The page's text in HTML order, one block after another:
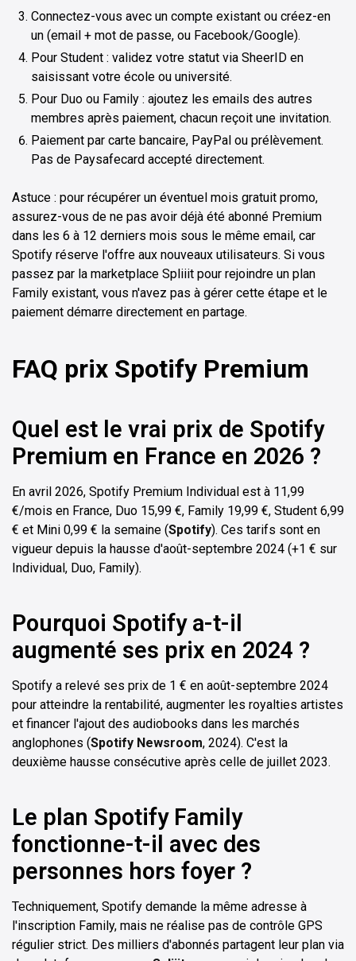
Connectez-vous avec un compte existant ou créez-en
un (email + mot de passe, ou Facebook/Google).
Pour Student : validez votre statut via SheerID en
saisissant votre école ou université.
Pour Duo ou Family : ajoutez les emails des autres
membres après paiement, chacun reçoit une invitation.
Paiement par carte bancaire, PayPal ou prélèvement.
Pas de Paysafecard accepté directement.
Astuce : pour récupérer un éventuel mois gratuit promo,
assurez-vous de ne pas avoir déjà été abonné Premium
dans les 6 à 12 derniers mois sous le même email, car
Spotify réserve l'offre aux nouveaux utilisateurs. Si vous
passez par la marketplace Spliiit pour rejoindre un plan
Family existant, vous n'avez pas à gérer cette étape et le
paiement démarre directement en partage.
FAQ prix Spotify Premium
Quel est le vrai prix de Spotify
Premium en France en 2026 ?
En avril 2026, Spotify Premium Individual est à 11,99
€/mois en France, Duo 15,99 €, Family 19,99 €, Student 6,99
€ et Mini 0,99 € la semaine (Spotify). Ces tarifs sont en
vigueur depuis la hausse d'août-septembre 2024 (+1 € sur
Individual, Duo, Family).
Pourquoi Spotify a-t-il
augmenté ses prix en 2024 ?
Spotify a relevé ses prix de 1 € en août-septembre 2024
pour atteindre la rentabilité, augmenter les royalties artistes
et financer l'ajout des audiobooks dans les marchés
anglophones (Spotify Newsroom, 2024). C'est la
deuxième hausse consécutive après celle de juillet 2023.
Le plan Spotify Family
fonctionne-t-il avec des
personnes hors foyer ?
Techniquement, Spotify demande la même adresse à
l'inscription Family, mais ne réalise pas de contrôle GPS
régulier strict. Des milliers d'abonnés partagent leur plan via